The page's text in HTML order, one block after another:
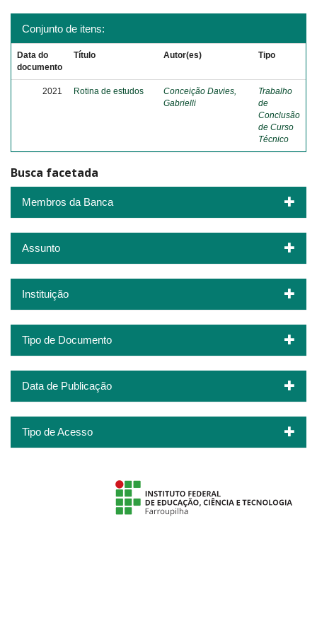
Conjunto de itens:
Data do
documento
Título Autor(es) Tipo
2021 Rotina de estudos
Conceição Davies,
Gabrielli
Trabalho
de
Conclusão
de Curso
Técnico
Busca facetada
Membros da Banca
Assunto
Instituição
Tipo de Documento
Data de Publicação
Tipo de Acesso